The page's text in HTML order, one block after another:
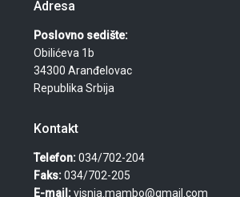
Adresa
Poslovno sedište:
Obilićeva 1b
34300 Aranđelovac
Republika Srbija
Kontakt
Telefon:034/702-204
Faks:034/702-205
E-mail:visnja.mambo@gmail.com